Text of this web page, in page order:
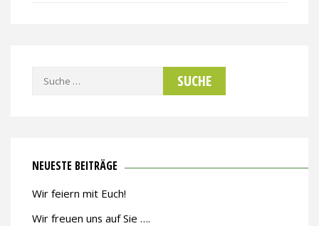
Suche
NEUESTE BEITRÄGE
Wir feiern mit Euch!
Wir freuen uns auf Sie ….